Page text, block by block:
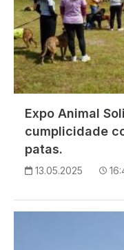
Expo Animal
cumplicidade
patas.
13.05.2025